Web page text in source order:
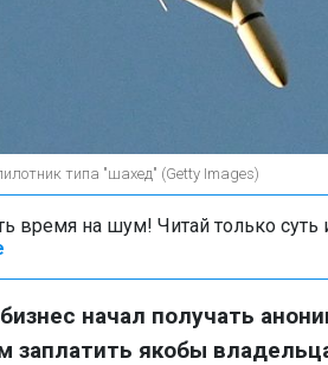
типа "шахед" (Getty Images)
время на шум! Читай только суть
начал получать
заплатить якобы